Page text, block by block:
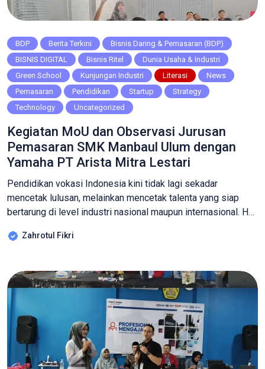
BDP Berita Terkini
Bisnis Daring & Pemasaran (BDP)
BISNIS DIGITAL
Bisnis Ritel
Dunia Usaha & Industri
Green School
Kunjungan Industri Literasi
News
Pemasaran
Pendidikan Startup
Strategy
Technology
Uncategorized
Kegiatan MoU dan Observasi Jurusan
Pemasaran SMK Manbaul Ulum dengan
Yamaha PT Arista Mitra Lestari
Pendidikan vokasi Indonesia kini tidak lagi sekadar
mencetak lulusan, melainkan mencetak talenta yang siap
bertarung di level industri nasional maupun internasional. Hal
melalui kegiatan Penandatanganan MoU (Memorandum of
bekerja sama dengan Yamaha PT Arista Mitra Lestari Plered.
​Kegiatan ini merupakan bagian […]
Zahrotul Fikri